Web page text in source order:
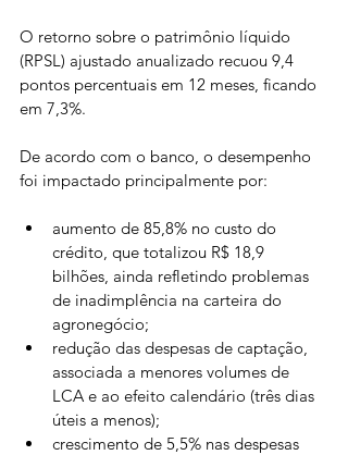
O retorno sobre o patrimônio líquido
(RPSL) ajustado anualizado recuou 9,4
pontos percentuais em 12 meses, ficando
em 7,3%.
De acordo com o banco, o desempenho
foi impactado principalmente por:
aumento de 85,8% no custo do
crédito, que totalizou R$ 18,9
bilhões, ainda refletindo problemas
de inadimplência na carteira do
agronegócio;
redução das despesas de captação,
associada a menores volumes de
LCA e ao efeito calendário (três dias
úteis a menos);
crescimento de 5,5% nas despesas